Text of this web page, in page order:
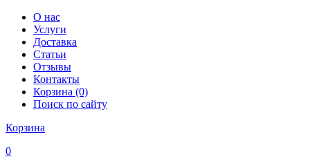
О нас
Услуги
Доставка
Статьи
Отзывы
Контакты
Корзина (0)
Поиск по сайту
Корзина
0